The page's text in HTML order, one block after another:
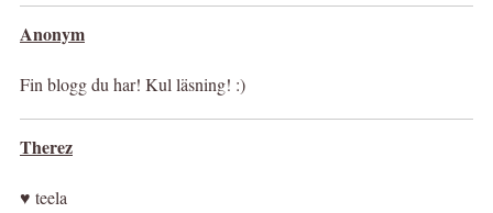
Anonym
Fin blogg du har! Kul läsning! :)
Therez
♥ teela